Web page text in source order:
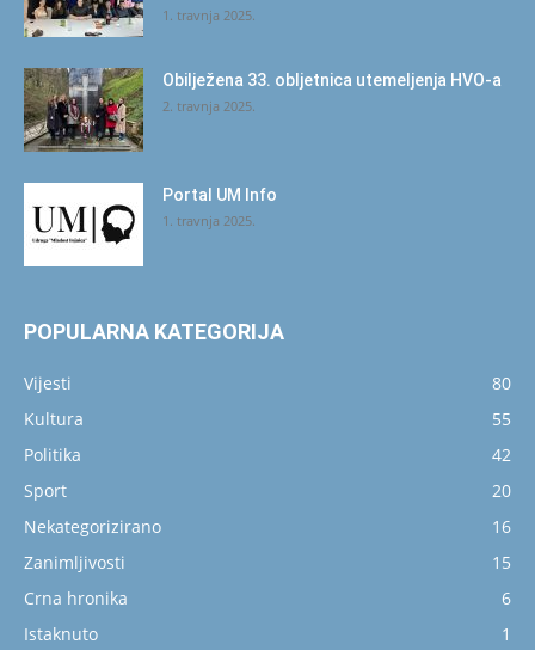
1. travnja 2025.
Obilježena 33. obljetnica utemeljenja HVO-a
2. travnja 2025.
Portal UM Info
1. travnja 2025.
POPULARNA KATEGORIJA
Vijesti
80
Kultura
55
Politika
42
Sport
20
Nekategorizirano
16
Zanimljivosti
15
Crna hronika
6
Istaknuto
1